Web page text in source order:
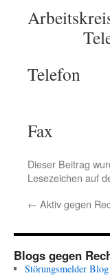
Fax
Dieser Beitrag
Lesezeichen auf
← Aktiv gegen
Blogs gegen
Störungsmelder Blog